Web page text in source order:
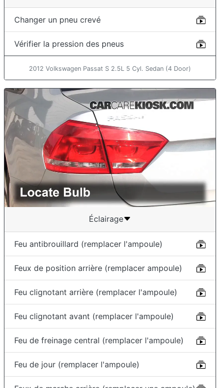
Changer un pneu crevé
Vérifier la pression des pneus
2012 Volkswagen Passat S 2.5L 5 Cyl. Sedan (4 Door)
Éclairage
Feu antibrouillard (remplacer l'ampoule)
Feux de position arrière (remplacer ampoule)
Feu clignotant arrière (remplacer l'ampoule)
Feu clignotant avant (remplacer l'ampoule)
Feu de freinage central (remplacer l'ampoule)
Feu de jour (remplacer l'ampoule)